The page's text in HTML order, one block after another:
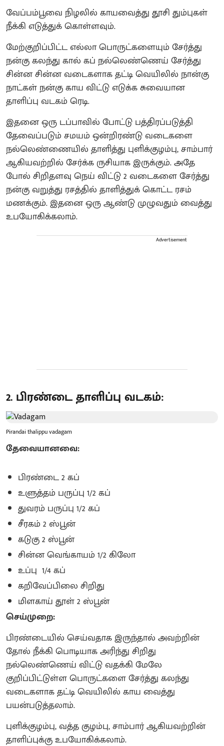
வேப்பம்பூவை நிழலில் காயவைத்து தூசி தும்புகள்
நீக்கி எடுத்துக் கொள்ளவும்.
மேற்குறிப்பிட்ட எல்லா பொருட்களையும் சேர்த்து
நன்கு கலந்து கால் கப் நல்லெண்ணெய் சேர்த்து
சின்ன சின்ன வடைகளாக தட்டி வெயிலில் நான்கு
நாட்கள் நன்கு காய விட்டு எடுக்க சுவையான
தாளிப்பு வடகம் ரெடி.
இதனை ஒரு டப்பாவில் போட்டு பத்திரப்படுத்தி
தேவைப்படும் சமயம் ஒன்றிரண்டு வடைகளை
நல்லெண்ணையில் தாளித்து புளிக்குழம்பு, சாம்பார்
ஆகியவற்றில் சேர்க்க ருசியாக இருக்கும். அதே
போல் சிறிதளவு நெய் விட்டு 2 வடைகளை சேர்த்து
நன்கு வறுத்து ரசத்தில் தாளித்துக் கொட்ட ரசம்
மணக்கும். இதனை ஒரு ஆண்டு முழுவதும் வைத்து
உபயோகிக்கலாம்.
Advertisement
2. பிரண்டை தாளிப்பு வடகம்:
Pirandai thalippu vadagam
தேவையானவை:
பிரண்டை 2 கப்
உளுத்தம் பருப்பு 1/2 கப்
துவரம் பருப்பு 1/2 கப்
சீரகம் 2 ஸ்பூன்
கடுகு 2 ஸ்பூன்
சின்ன வெங்காயம் 1/2 கிலோ
உப்பு 1/4 கப்
கறிவேப்பிலை சிறிது
மிளகாய் தூள் 2 ஸ்பூன்
செய்முறை:
பிரண்டையில் செய்வதாக இருந்தால் அவற்றின்
தோல் நீக்கி பொடியாக அரிந்து சிறிது
நல்லெண்ணெய் விட்டு வதக்கி மேலே
குறிப்பிட்டுள்ள பொருட்களை சேர்த்து கலந்து
வடைகளாக தட்டி வெயிலில் காய வைத்து
பயன்படுத்தலாம்.
புளிக்குழம்பு, வத்த குழம்பு, சாம்பார் ஆகியவற்றின்
தாளிப்புக்கு உபயோகிக்கலாம்.